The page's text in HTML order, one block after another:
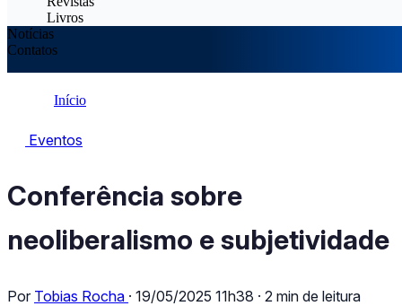
Livros
Notícias
Contatos
Início
Eventos
Eventos
Conferência sobre
neoliberalismo e subjetividade
Por Tobias Rocha · 19/05/2025 11h38 · 2 min de leitura